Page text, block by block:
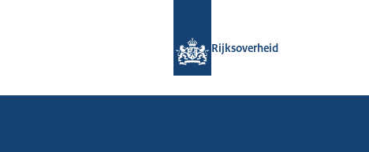
Rijksoverheid